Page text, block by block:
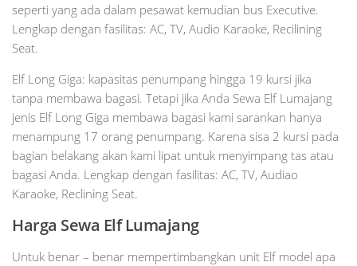
seperti yang ada dalam pesawat kemudian bus Executive.
Lengkap dengan fasilitas: AC, TV, Audio Karaoke, Recilining
Seat.
Elf Long Giga: kapasitas penumpang hingga 19 kursi jika
tanpa membawa bagasi. Tetapi jika Anda Sewa Elf Lumajang
jenis Elf Long Giga membawa bagasi kami sarankan hanya
menampung 17 orang penumpang. Karena sisa 2 kursi pada
bagian belakang akan kami lipat untuk menyimpang tas atau
bagasi Anda. Lengkap dengan fasilitas: AC, TV, Audiao
Karaoke, Reclining Seat.
Harga Sewa Elf Lumajang
Untuk benar – benar mempertimbangkan unit Elf model apa